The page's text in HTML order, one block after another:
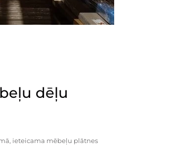
dēļu
ieteicama mēbeļu plātnes